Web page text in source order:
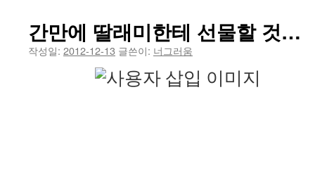
너간만에 딸래미한테 선물할 것…
작성일: 2012-12-13 글쓴이: 너그러움